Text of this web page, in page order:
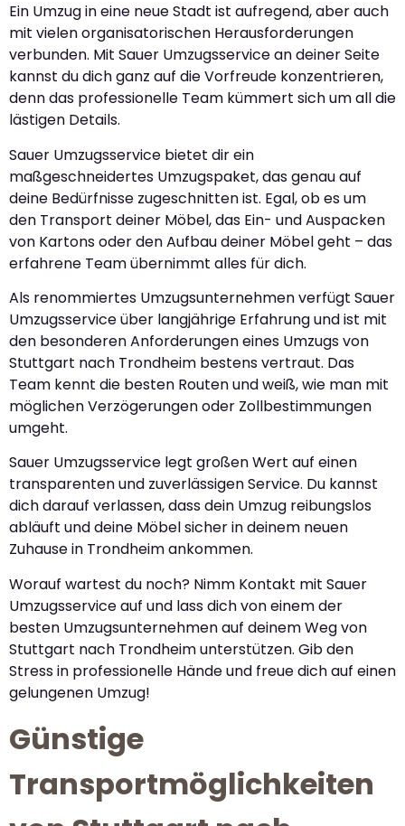
Ein Umzug in eine neue Stadt ist aufregend, aber auch
mit vielen organisatorischen Herausforderungen
verbunden. Mit Sauer Umzugsservice an deiner Seite
kannst du dich ganz auf die Vorfreude konzentrieren,
denn das professionelle Team kümmert sich um all die
lästigen Details.
Sauer Umzugsservice bietet dir ein
maßgeschneidertes Umzugspaket, das genau auf
deine Bedürfnisse zugeschnitten ist. Egal, ob es um
den Transport deiner Möbel, das Ein- und Auspacken
von Kartons oder den Aufbau deiner Möbel geht – das
erfahrene Team übernimmt alles für dich.
Als renommiertes Umzugsunternehmen verfügt Sauer
Umzugsservice über langjährige Erfahrung und ist mit
den besonderen Anforderungen eines Umzugs von
Stuttgart nach Trondheim bestens vertraut. Das
Team kennt die besten Routen und weiß, wie man mit
möglichen Verzögerungen oder Zollbestimmungen
umgeht.
Sauer Umzugsservice legt großen Wert auf einen
transparenten und zuverlässigen Service. Du kannst
dich darauf verlassen, dass dein Umzug reibungslos
abläuft und deine Möbel sicher in deinem neuen
Zuhause in Trondheim ankommen.
Worauf wartest du noch? Nimm Kontakt mit Sauer
Umzugsservice auf und lass dich von einem der
besten Umzugsunternehmen auf deinem Weg von
Stuttgart nach Trondheim unterstützen. Gib den
Stress in professionelle Hände und freue dich auf einen
gelungenen Umzug!
Günstige
Transportmöglichkeiten